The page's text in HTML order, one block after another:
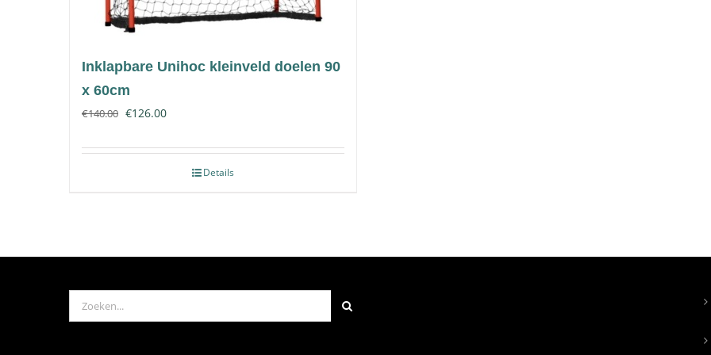
Inklapbare Unihoc kleinveld doelen 90
x 60cm
€140.00 €126.00
Details
Zoeken
naar: